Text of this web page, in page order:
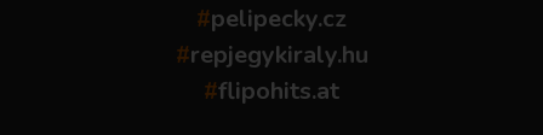
#pelipecky.cz
#repjegykiraly.hu
#flipohits.at